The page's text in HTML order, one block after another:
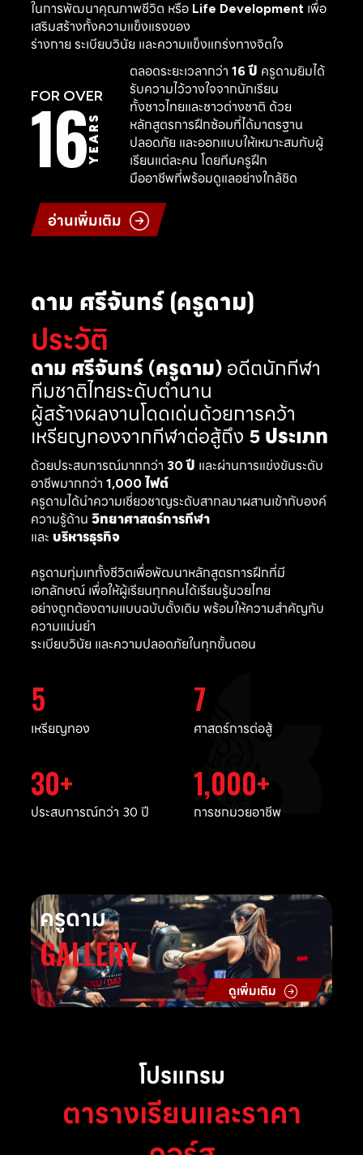
ในการพัฒนาคุณภาพชีวิต หรือ Life Developmentเพื่อ
เสริมสร้างทั้งความแข็งแรงของ
ร่างกาย ระเบียบวินัย และความแข็งแกร่งทางจิตใจ
FOR OVER
16YEARS
ตลอดระยะเวลากว่า 16 ปี ครูดามยิมได้
รับความไว้วางใจจากนักเรียน
ทั้งชาวไทยและชาวต่างชาติ ด้วย
หลักสูตรการฝึกซ้อมที่ได้มาตรฐาน
ปลอดภัย และออกแบบให้เหมาะสมกับผู้
เรียนแต่ละคน โดยทีมครูฝึก
มืออาชีพที่พร้อมดูแลอย่างใกล้ชิด
อ่านเพิ่มเติม
ดาม ศรีจันทร์ (ครูดาม)
ประวัติ
ดาม ศรีจันทร์ (ครูดาม)อดีตนักกีฬา
ทีมชาติไทยระดับตำนาน
ผู้สร้างผลงานโดดเด่นด้วยการคว้า
เหรียญทองจากกีฬาต่อสู้ถึง 5 ประเภท
ด้วยประสบการณ์มากกว่า 30 ปี และผ่านการแข่งขันระดับ
อาชีพมากกว่า 1,000 ไฟต์
ครูดามได้นำความเชี่ยวชาญระดับสากลมาผสานเข้ากับองค์
ความรู้ด้าน วิทยาศาสตร์การกีฬา
และ บริหารธุรกิจ
ครูดามทุ่มเททั้งชีวิตเพื่อพัฒนาหลักสูตรการฝึกที่มี
เอกลักษณ์ เพื่อให้ผู้เรียนทุกคนได้เรียนรู้มวยไทย
อย่างถูกต้องตามแบบฉบับดั้งเดิม พร้อมให้ความสำคัญกับ
ความแม่นยำ
ระเบียบวินัย และความปลอดภัยในทุกขั้นตอน
5
เหรียญทอง
7
ศาสตร์การต่อสู้
30
ประสบการณ์กว่า 30 ปี
1,000
การชกมวยอาชีพ
ครูดาม
GALLERY
ดูเพิ่มเติม
โปรแกรม
ตารางเรียนและราคา